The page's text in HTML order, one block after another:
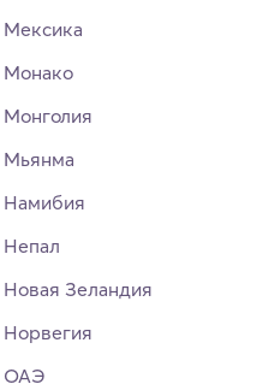
Мексика
Монако
Монголия
Мьянма
Намибия
Непал
Новая Зеландия
Норвегия
ОАЭ